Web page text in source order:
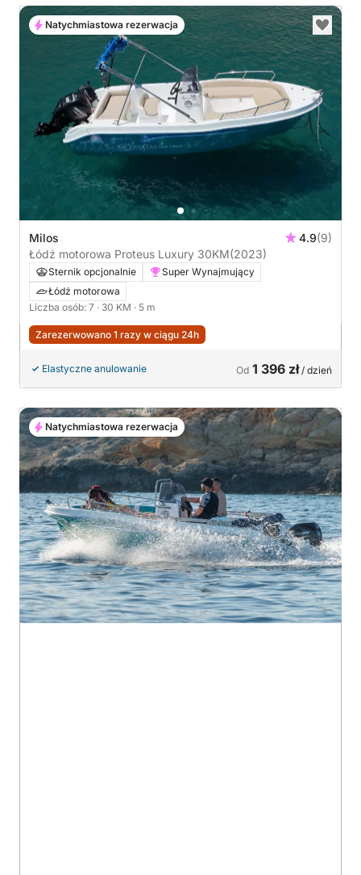
Milos 4.9(9)
Łódź motorowa Proteus Luxury 30KM(2023)
Sternik opcjonalnie
Super Wynajmujący
Łódź motorowa
Liczba osób: 7 · 30 KM · 5 m
Zarezerwowano 1 razy w ciągu 24h
Elastyczne anulowanie Od 1 396 zł/ dzień
Natychmiastowa rezerwacja
Natychmiastowa rezerwacja